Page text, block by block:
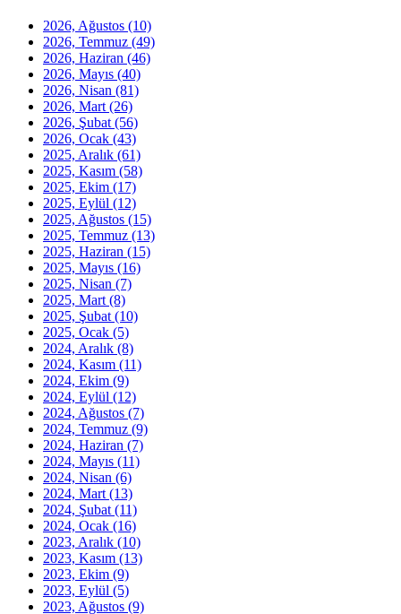
2026, Ağustos (10)
2026, Temmuz (49)
2026, Haziran (46)
2026, Mayıs (40)
2026, Nisan (81)
2026, Mart (26)
2026, Şubat (56)
2026, Ocak (43)
2025, Aralık (61)
2025, Kasım (58)
2025, Ekim (17)
2025, Eylül (12)
2025, Ağustos (15)
2025, Temmuz (13)
2025, Haziran (15)
2025, Mayıs (16)
2025, Nisan (7)
2025, Mart (8)
2025, Şubat (10)
2025, Ocak (5)
2024, Aralık (8)
2024, Kasım (11)
2024, Ekim (9)
2024, Eylül (12)
2024, Ağustos (7)
2024, Temmuz (9)
2024, Haziran (7)
2024, Mayıs (11)
2024, Nisan (6)
2024, Mart (13)
2024, Şubat (11)
2024, Ocak (16)
2023, Aralık (10)
2023, Kasım (13)
2023, Ekim (9)
2023, Eylül (5)
2023, Ağustos (9)